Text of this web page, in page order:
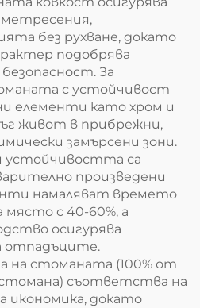
без рухване, докато
подобрява
За
с устойчивост
елементи като хром и
живот в прибрежни,
замърсени зони.
са
произведени
намаляват времето
с 40-60%, а
осигурява
отпадъците.
на стоманата (100% от
съответства на
икономика, докато